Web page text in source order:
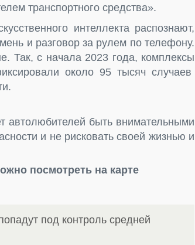
транспортного средства».
интеллекта распознают,
и разговор за рулем по телефону.
Так, с начала 2023 года, комплексы
около 95 тысяч случаев
автолюбителей быть внимательными
и не рисковать своей жизнью и
посмотреть на карте
под контроль средней